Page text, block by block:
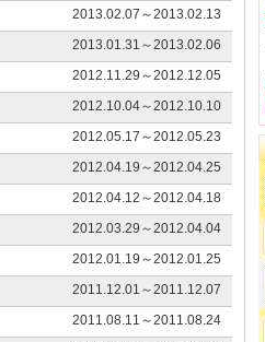
2013.02.07～2013.02.13
2013.01.31～2013.02.06
2012.11.29～2012.12.05
2012.10.04～2012.10.10
2012.05.17～2012.05.23
2012.04.19～2012.04.25
2012.04.12～2012.04.18
2012.03.29～2012.04.04
2012.01.19～2012.01.25
2011.12.01～2011.12.07
2011.08.11～2011.08.24